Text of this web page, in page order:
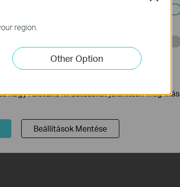
region.
Other Option
és nem tilthatók le a rendszereiben.
elemezzük weboldalunkon végzett
működését.
cookie -kat állíthatnak be annak
hogy releváns hirdetéseket jelenítsen meg más
Beállítások Mentése